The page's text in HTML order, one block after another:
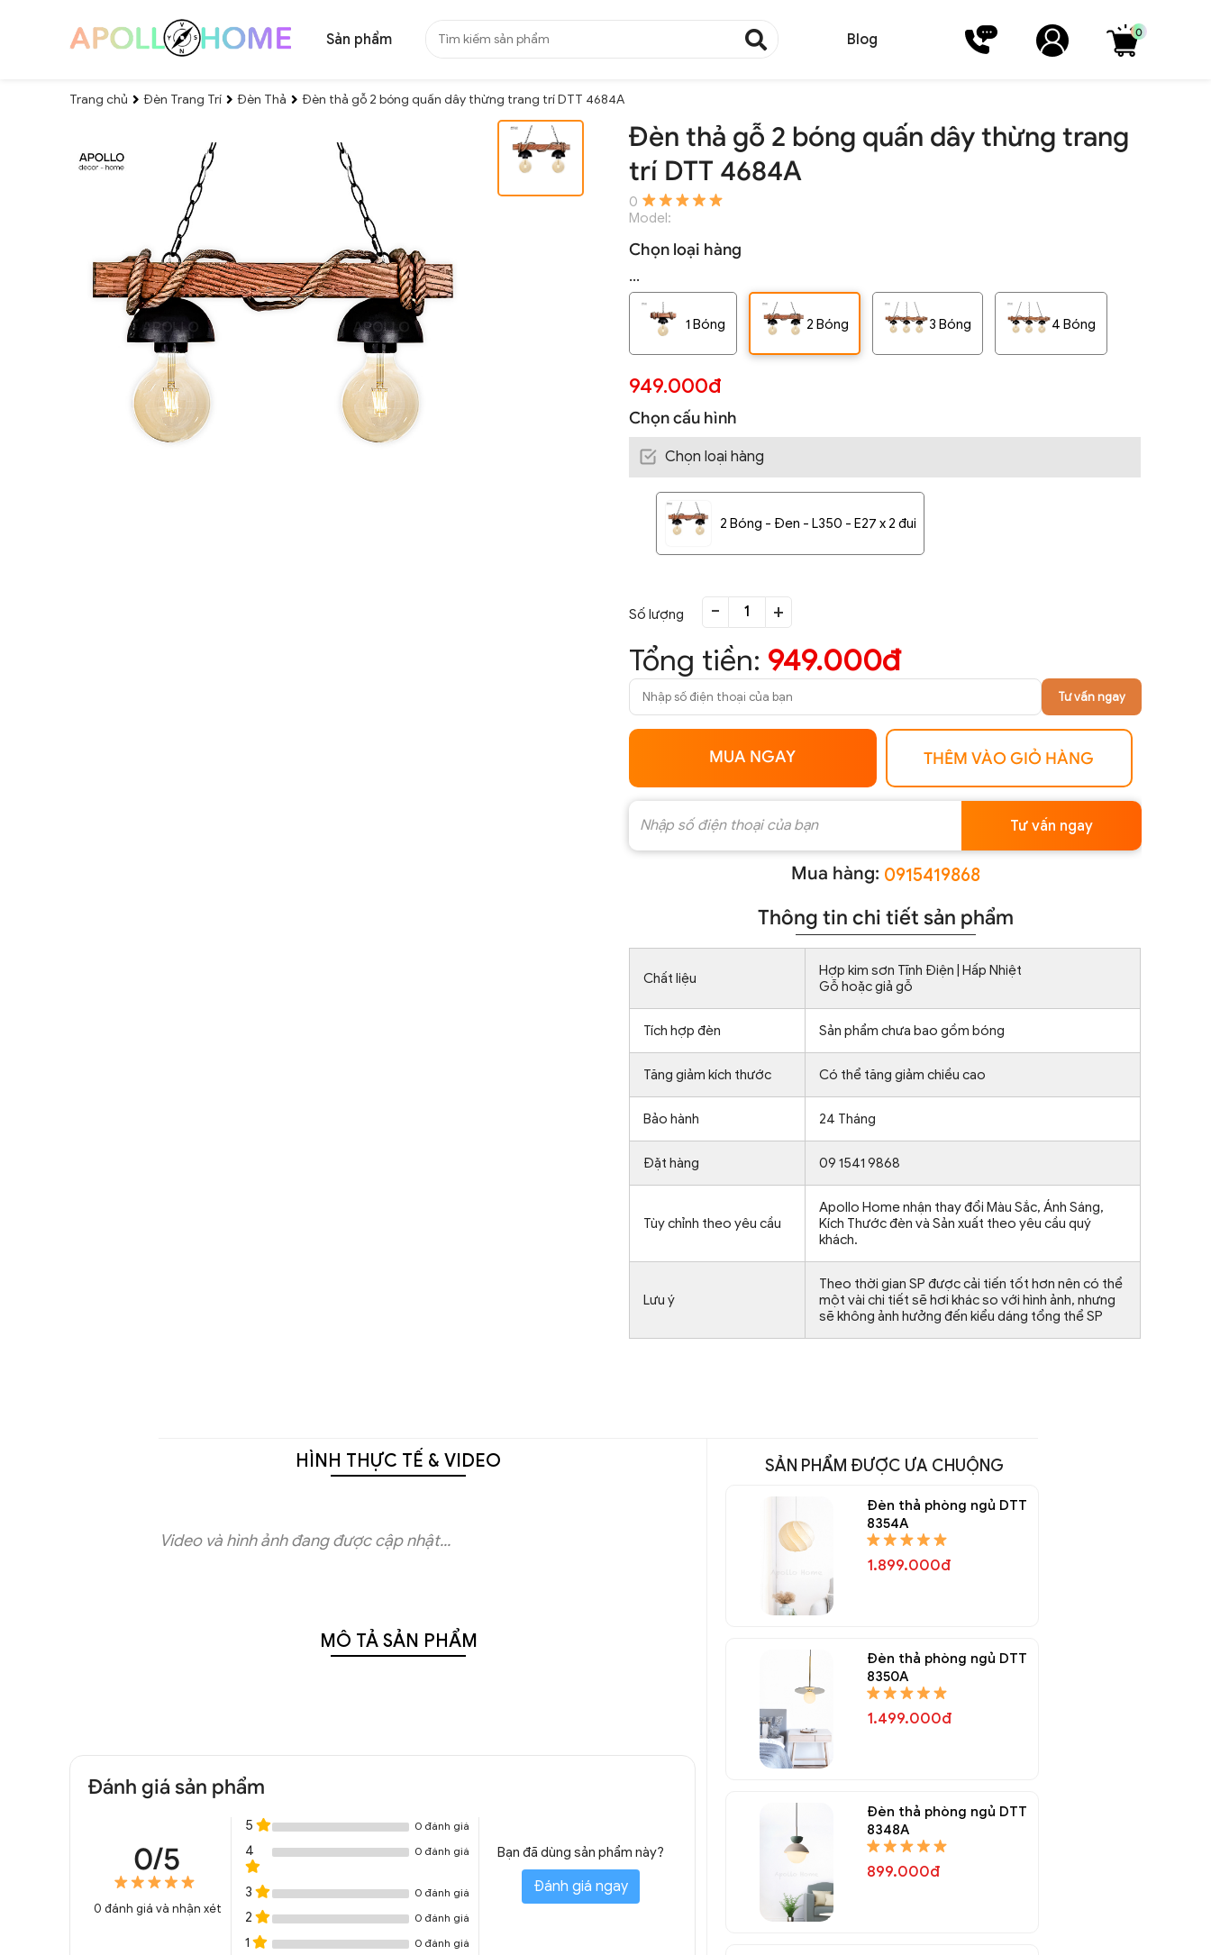
Sản phẩm Blog 0
Trang chủ Đèn Trang Trí Đèn Thả Đèn thả gỗ 2 bóng quấn dây thừng trang trí DTT 4684A
Đèn thả gỗ 2 bóng quấn dây thừng trang
trí DTT 4684A
0
Model:
Chọn loại hàng
...
1 Bóng 2 Bóng 3 Bóng 4 Bóng
949.000đ
Chọn cấu hình
Chọn loại hàng
2 Bóng - Đen - L350 - E27 x 2 đui
Số lượng - +
Tổng tiền: 949.000đ
Tư vấn ngay
MUA NGAY THÊM VÀO GIỎ HÀNG
Tư vấn ngay
Mua hàng: 0915419868
Thông tin chi tiết sản phẩm
Chất liệu
Hợp kim sơn Tĩnh Điện | Hấp Nhiệt
Gỗ hoặc giả gỗ
Tích hợp đèn Sản phẩm chưa bao gồm bóng
Tăng giảm kích thước Có thể tăng giảm chiều cao
Bảo hành 24 Tháng
Đặt hàng 09 1541 9868
Tùy chỉnh theo yêu cầu
Apollo Home nhận thay đổi Màu Sắc, Ánh Sáng,
Kích Thước đèn và Sản xuất theo yêu cầu quý
khách.
Lưu ý
Theo thời gian SP được cải tiến tốt hơn nên có thể
một vài chi tiết sẽ hơi khác so với hình ảnh, nhưng
sẽ không ảnh hưởng đến kiểu dáng tổng thể SP
HÌNH THỰC TẾ & VIDEO
Video và hình ảnh đang được cập nhật...
MÔ TẢ SẢN PHẨM
Đánh giá sản phẩm
0/5
0 đánh giá và nhận xét
5 0 đánh giá
4 0 đánh giá
3 0 đánh giá
2 0 đánh giá
1 0 đánh giá
Bạn đã dùng sản phẩm này?
Đánh giá ngay
SẢN PHẨM ĐƯỢC ƯA CHUỘNG
Đèn thả phòng ngủ DTT
8354A
1.899.000đ
Đèn thả phòng ngủ DTT
8350A
1.499.000đ
Đèn thả phòng ngủ DTT
8348A
899.000đ